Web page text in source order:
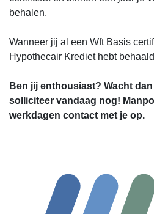
behalen.
Wanneer jij al een Wft Basis
Hypothecair Krediet hebt
Ben jij enthousiast? Wacht
solliciteer vandaag nog!
werkdagen contact met je op.